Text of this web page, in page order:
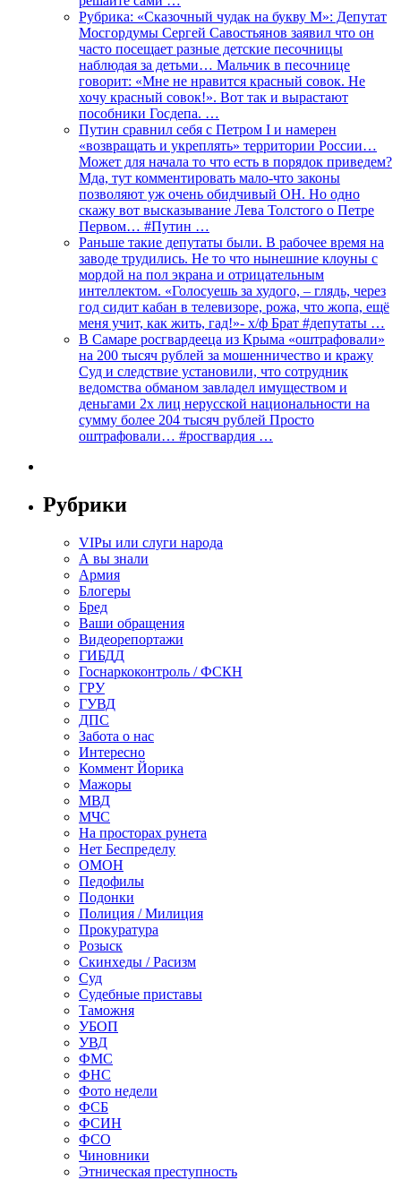
Рубрика: «Сказочный чудак на букву М»: Депутат
Мосгордумы Сергей Савостьянов заявил что он
часто посещает разные детские песочницы
наблюдая за детьми… Мальчик в песочнице
говорит: «Мне не нравится красный совок. Не
хочу красный совок!». Вот так и вырастают
пособники Госдепа. …
Путин сравнил себя с Петром I и намерен
«возвращать и укреплять» территории России…
Может для начала то что есть в порядок приведем?
Мда, тут комментировать мало-что законы
позволяют уж очень обидчивый ОН. Но одно
скажу вот высказывание Лева Толстого о Петре
Первом… #Путин …
Раньше такие депутаты были. В рабочее время на
заводе трудились. Не то что нынешние клоуны с
мордой на пол экрана и отрицательным
интеллектом. «Голосуешь за худого, – глядь, через
год сидит кабан в телевизоре, рожа, что жопа, ещё
меня учит, как жить, гад!»- х/ф Брат #депутаты …
В Самаре росгвардееца из Крыма «оштрафовали»
на 200 тысяч рублей за мошенничество и кражу
Суд и следствие установили, что сотрудник
ведомства обманом завладел имуществом и
деньгами 2х лиц нерусской национальности на
сумму более 204 тысяч рублей Просто
оштрафовали… #росгвардия …
Рубрики
VIPы или слуги народа
А вы знали
Армия
Блогеры
Бред
Ваши обращения
Видеорепортажи
ГИБДД
Госнаркоконтроль / ФСКН
ГРУ
ГУВД
ДПС
Забота о нас
Интересно
Коммент Йорика
Мажоры
МВД
МЧС
На просторах рунета
Нет Беспределу
ОМОН
Педофилы
Подонки
Полиция / Милиция
Прокуратура
Розыск
Скинхеды / Расизм
Суд
Судебные приставы
Таможня
УБОП
УВД
ФМС
ФНС
Фото недели
ФСБ
ФСИН
ФСО
Чиновники
Этническая преступность